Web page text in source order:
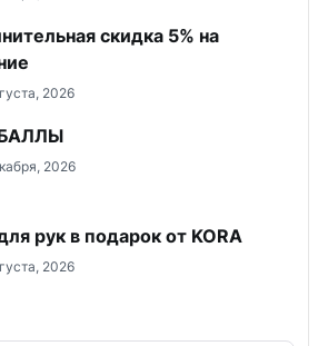
скидка 5% на
2026
2026
рук в подарок от KORA
2026